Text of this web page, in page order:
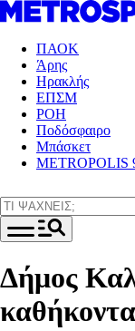
ΠΑΟΚ
Άρης
Ηρακλής
ΕΠΣΜ
ΡΟΗ
Ποδόσφαιρο
Μπάσκετ
METROPOLIS
Δήμος